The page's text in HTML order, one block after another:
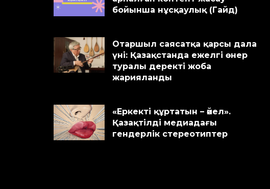
бойынша нұсқаулық (Гайд)
Отаршыл саясатқа қарсы дала
үні: Қазақстанда ежелгі өнер
туралы деректі жоба
жарияланды
«Еркекті құртатын – әйел».
Қазақтілді медиадағы
гендерлік стереотиптер